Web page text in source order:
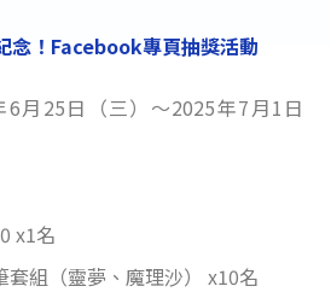
念！Facebook專頁抽獎活動
6月25日（三）～2025年7月1日
x1名
套組（靈夢、魔理沙） x10名